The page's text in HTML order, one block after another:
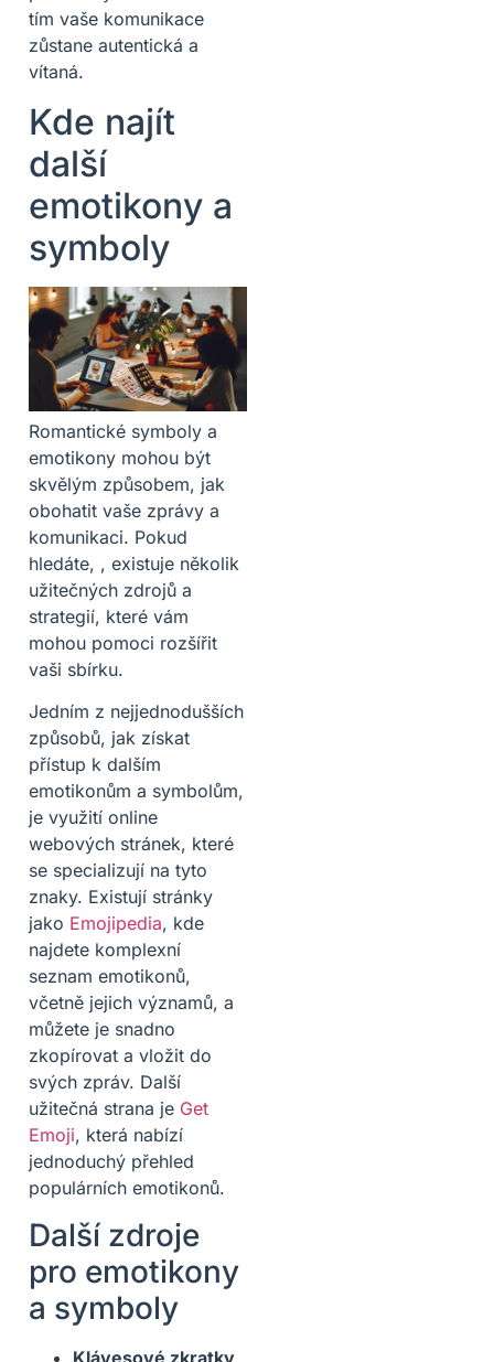
tím vaše komunikace
zůstane autentická a
vítaná.
Kde najít
další
emotikony a
symboly
Romantické symboly a
emotikony mohou být
skvělým způsobem, jak
obohatit vaše zprávy a
komunikaci. Pokud
hledáte, , existuje několik
užitečných zdrojů a
strategií, které vám
mohou pomoci rozšířit
vaši sbírku.
Jedním z nejjednodušších
způsobů, jak získat
přístup k dalším
emotikonům a symbolům,
je využití online
webových stránek, které
se specializují na tyto
znaky. Existují stránky
jako Emojipedia, kde
najdete komplexní
seznam emotikonů,
včetně jejich významů, a
můžete je snadno
zkopírovat a vložit do
svých zpráv. Další
užitečná strana je Get
Emoji, která nabízí
jednoduchý přehled
populárních emotikonů.
Další zdroje
pro emotikony
a symboly
Klávesové zkratky